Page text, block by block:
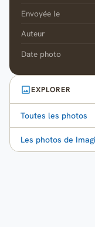
Envoyée le
Auteur
Date photo
EXPLORER
Toutes les photos
Les photos de